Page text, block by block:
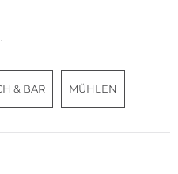
& BAR MÜHLEN